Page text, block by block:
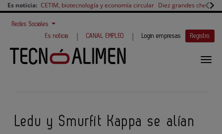
Es noticia: CETIM, biotecnología y economía circular Diez grandes chefs
Redes Sociales
Es noticia
| CANAL EMPLEO | Login empresas Registro
Ledu y Smurfit Kappa se alían